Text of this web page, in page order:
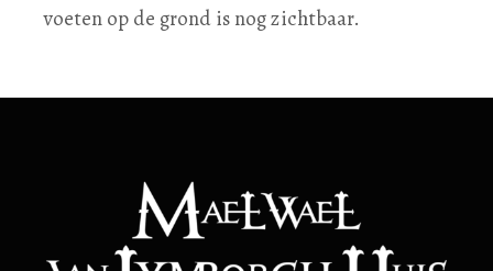
voeten op de grond is nog zichtbaar.